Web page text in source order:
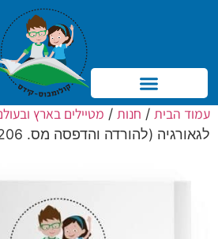
עמוד הבית / חנות / מטיילים בארץ
לגאורגיה (להורדה והדפסה מס. 206)